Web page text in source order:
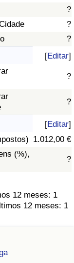
?
?
?
[Editar]
?
?
[Editar]
1.012,00 €
(%),
?
12 meses: 1
12 meses: 1